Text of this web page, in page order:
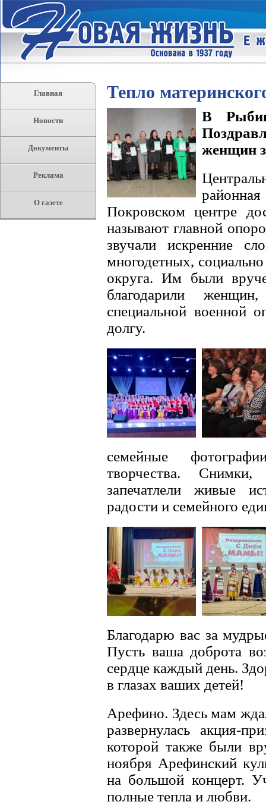
Главная
Новости
Документы
Реклама
О газете
Тепло
В
женщин
Покровском центре
называют главной
звучали искренние
многодетных,
округа. Им были
благодарили
специальной военной
долгу.
семейные
творчества.
запечатлели живые
радости и семейного
Благодарю вас за
Пусть ваша доброта
сердце каждый день.
в глазах ваших детей!
Арефино. Здесь мам
развернулась акция-
которой также были
ноября Арефинский
на большой концерт.
полные тепла и любви.